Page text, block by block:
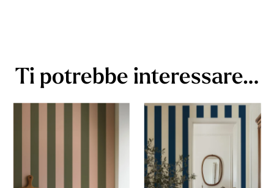
Ti potrebbe interessare…